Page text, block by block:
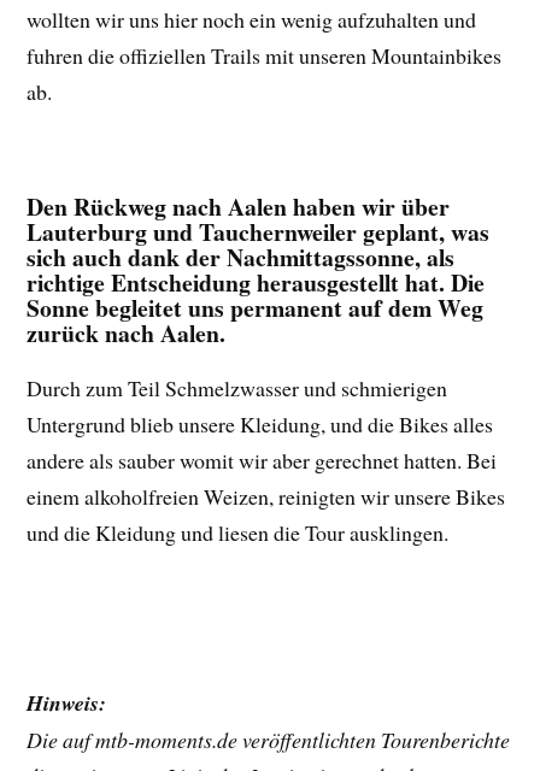
wollten wir uns hier noch ein wenig aufzuhalten und
fuhren die offiziellen Trails mit unseren Mountainbikes
ab.
Den Rückweg nach Aalen haben wir über
Lauterburg und Tauchernweiler geplant, was
sich auch dank der Nachmittagssonne, als
richtige Entscheidung herausgestellt hat. Die
Sonne begleitet uns permanent auf dem Weg
zurück nach Aalen.
Durch zum Teil Schmelzwasser und schmierigen
Untergrund blieb unsere Kleidung, und die Bikes alles
andere als sauber womit wir aber gerechnet hatten. Bei
einem alkoholfreien Weizen, reinigten wir unsere Bikes
und die Kleidung und liesen die Tour ausklingen.
Hinweis:
Die auf mtb-moments.de veröffentlichten Tourenberichte